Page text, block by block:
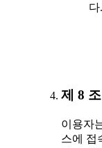
다.
제 8
이용자
스에 접